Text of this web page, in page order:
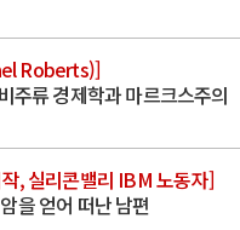
Roberts)]
주류 경제학과 마르크스주의
, 실리콘밸리 IBM 노동자]
을 얻어 떠난 남편